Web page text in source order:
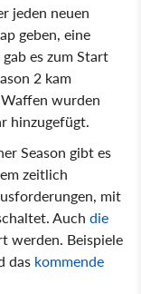
jeden neuen
geben, eine
es zum Start
2 kam
wurden
hinzugefügt.
Season gibt es
zeitlich
mit
Auch die
werden. Beispiele
das kommende